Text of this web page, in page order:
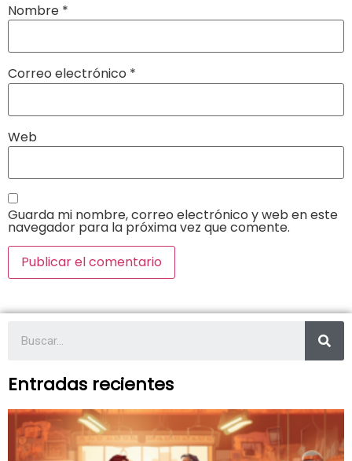
Nombre *
Correo electrónico *
Web
Guarda mi nombre, correo electrónico y web en este
navegador para la próxima vez que comente.
Entradas recientes